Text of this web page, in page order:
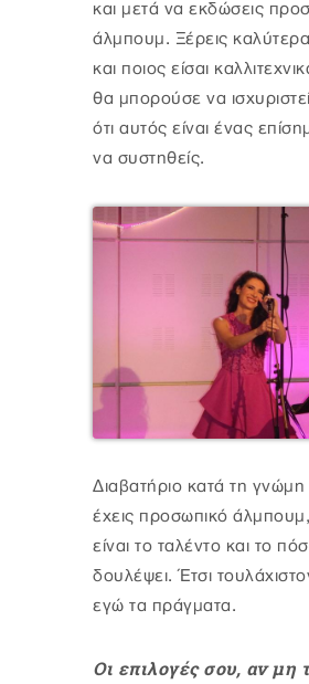
και μετά να εκδώσεις
άλμπουμ. Ξέρεις
και ποιος είσαι
θα μπορούσε να
ότι αυτός είναι ένας
να συστηθείς.
Διαβατήριο κατά τη γνώμη
έχεις προσωπικό άλμπουμ,
είναι το ταλέντο και το
δουλέψει. Έτσι
εγώ τα πράγματα.
Οι επιλογές σου, αν μη